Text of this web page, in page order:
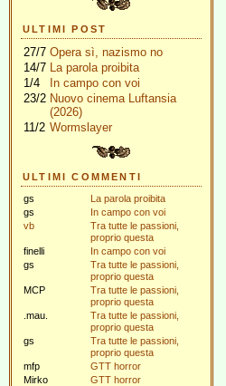
ULTIMI POST
27/7 Opera sì, nazismo no
14/7 La parola proibita
1/4
In campo con voi
23/2 Nuovo cinema Luftansia
(2026)
11/2 Wormslayer
ULTIMI COMMENTI
gs
La parola proibita
gs
In campo con voi
vb
Tra tutte le passioni,
proprio questa
finelli
In campo con voi
gs
Tra tutte le passioni,
proprio questa
MCP
Tra tutte le passioni,
proprio questa
.mau.
Tra tutte le passioni,
proprio questa
gs
Tra tutte le passioni,
proprio questa
mfp
GTT horror
Mirko
GTT horror